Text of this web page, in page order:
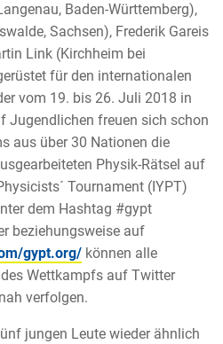
Baden-Württemberg),
Sachsen), Frederik Gareis
Link (Kirchheim bei
für den internationalen
vom 19. bis 26. Juli 2018 in
Jugendlichen freuen sich schon
aus über 30 Nationen die
Physik-Rätsel auf
Tournament (IYPT)
dem Hashtag #gypt
beziehungsweise auf
gypt.org/ können alle
Wettkampfs auf Twitter
verfolgen.
jungen Leute wieder ähnlich